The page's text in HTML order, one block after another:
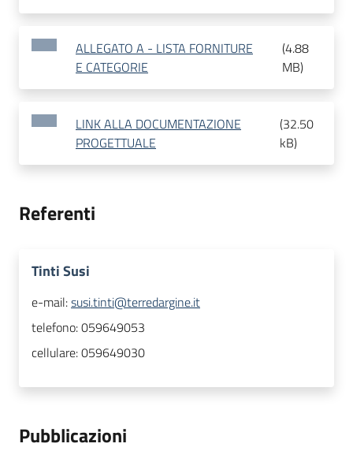
ALLEGATO A - LISTA FORNITURE
E CATEGORIE
(4.88
MB)
LINK ALLA DOCUMENTAZIONE
PROGETTUALE
(32.50
kB)
Referenti
Tinti Susi
e-mail:susi.tinti@terredargine.it
telefono:059649053
cellulare:059649030
Pubblicazioni